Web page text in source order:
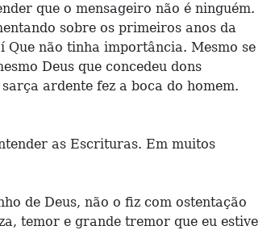
que o mensageiro não é ninguém.
sobre os primeiros anos da
Que não tinha importância. Mesmo se
Deus que concedeu dons
ardente fez a boca do homem.
as Escrituras. Em muitos
de Deus, não o fiz com ostentação
temor e grande tremor que eu estive